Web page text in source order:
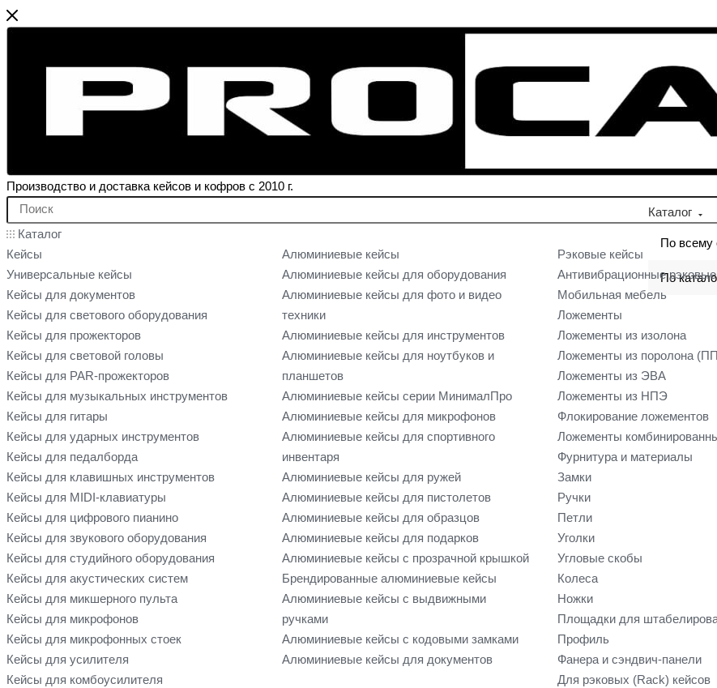
Производство и доставка кейсов и кофров с 2010 г.
Каталог
По всему
По
Каталог
Кейсы
Универсальные кейсы
Кейсы для документов
Кейсы для светового оборудования
Кейсы для прожекторов
Кейсы для световой головы
Кейсы для PAR-прожекторов
Кейсы для музыкальных инструментов
Кейсы для гитары
Кейсы для ударных инструментов
Кейсы для педалборда
Кейсы для клавишных инструментов
Кейсы для MIDI-клавиатуры
Кейсы для цифрового пианино
Кейсы для звукового оборудования
Кейсы для студийного оборудования
Кейсы для акустических систем
Кейсы для микшерного пульта
Кейсы для микрофонов
Кейсы для микрофонных стоек
Кейсы для усилителя
Кейсы для комбоусилителя
Алюминиевые кейсы
Алюминиевые кейсы для оборудования
Алюминиевые кейсы для фото и видео
техники
Алюминиевые кейсы для инструментов
Алюминиевые кейсы для ноутбуков и
планшетов
Алюминиевые кейсы серии МинималПро
Алюминиевые кейсы для микрофонов
Алюминиевые кейсы для спортивного
инвентаря
Алюминиевые кейсы для ружей
Алюминиевые кейсы для пистолетов
Алюминиевые кейсы для образцов
Алюминиевые кейсы для подарков
Алюминиевые кейсы с прозрачной крышкой
Брендированные алюминиевые кейсы
Алюминиевые кейсы с выдвижными
ручками
Алюминиевые кейсы с кодовыми замками
Алюминиевые кейсы для документов
Рэковые кейсы
Антивибрационные
Мобильная мебель
Ложементы
Ложементы из изолона
Ложементы из поролона
Ложементы из ЭВА
Ложементы из НПЭ
Флокирование ложементов
Ложементы
Фурнитура и материалы
Замки
Ручки
Петли
Уголки
Угловые скобы
Колеса
Ножки
Площадки для
Профиль
Фанера и сэндвич-панели
Для рэковых (Rack) кейсов